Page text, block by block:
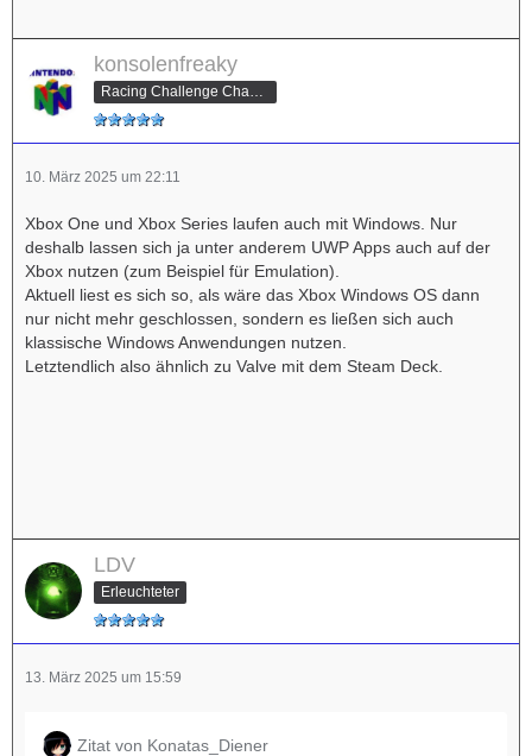
konsolenfreaky
Racing Challenge Champion
10. März 2025 um 22:11
Xbox One und Xbox Series laufen auch mit Windows. Nur
deshalb lassen sich ja unter anderem UWP Apps auch auf der
Xbox nutzen (zum Beispiel für Emulation).
Aktuell liest es sich so, als wäre das Xbox Windows OS dann
nur nicht mehr geschlossen, sondern es ließen sich auch
klassische Windows Anwendungen nutzen.
Letztendlich also ähnlich zu Valve mit dem Steam Deck.
LDV
Erleuchteter
13. März 2025 um 15:59
Zitat von Konatas_Diener